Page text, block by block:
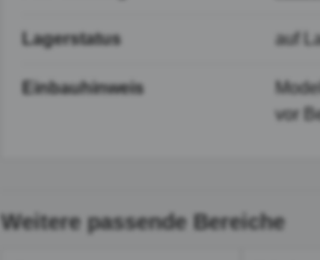
Lagerstatus auf
Einbauhinweis
vor
Weitere passende Bereiche